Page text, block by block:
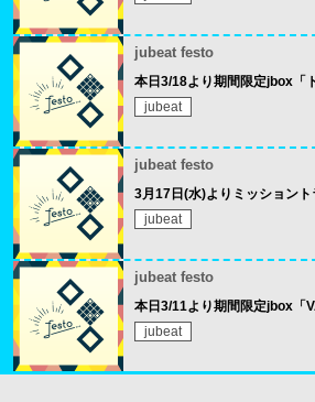
jubeat festo
本日3/18より期間限定jbox「
jubeat
jubeat festo
3月17日(水)よりミッション
jubeat
jubeat festo
本日3/11より期間限定jbox「
jubeat